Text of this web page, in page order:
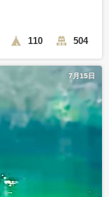
110 504
7月15日